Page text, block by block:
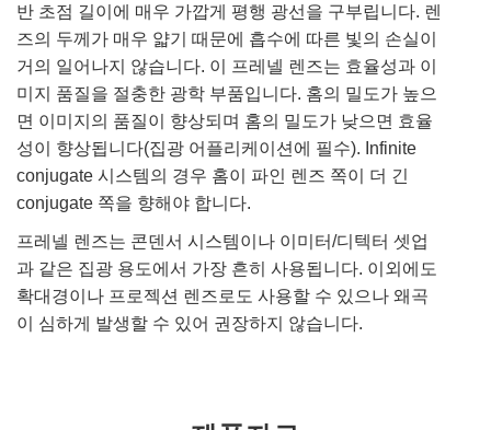
반 초점 길이에 매우 가깝게 평행 광선을 구부립니다. 렌
즈의 두께가 매우 얇기 때문에 흡수에 따른 빛의 손실이
거의 일어나지 않습니다. 이 프레넬 렌즈는 효율성과 이
미지 품질을 절충한 광학 부품입니다. 홈의 밀도가 높으
면 이미지의 품질이 향상되며 홈의 밀도가 낮으면 효율
성이 향상됩니다(집광 어플리케이션에 필수). Infinite
conjugate 시스템의 경우 홈이 파인 렌즈 쪽이 더 긴
conjugate 쪽을 향해야 합니다.
프레넬 렌즈는 콘덴서 시스템이나 이미터/디텍터 셋업
과 같은 집광 용도에서 가장 흔히 사용됩니다. 이외에도
확대경이나 프로젝션 렌즈로도 사용할 수 있으나 왜곡
이 심하게 발생할 수 있어 권장하지 않습니다.